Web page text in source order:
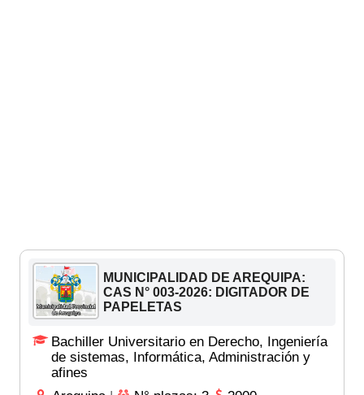
MUNICIPALIDAD DE AREQUIPA:
CAS N° 003-2026: DIGITADOR DE
PAPELETAS
Bachiller Universitario en Derecho, Ingeniería
de sistemas, Informática, Administración y
afines